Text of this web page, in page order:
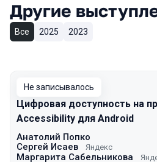
Другие
Все 2025 2023
Не записывалось
Цифровая доступность на
Accessibility для Android
Анатолий Попко
Сергей Исаев
Яндекс
Маргарита Сабельникова